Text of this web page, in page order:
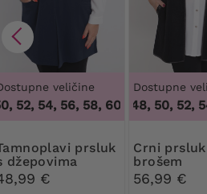
veličine
52, 54, 56, 58, 60, 62, 64,48,
džepovima
€
Dostupne
46, 48, 50, 52,
Crni prsluk s
brošem
56,99 €